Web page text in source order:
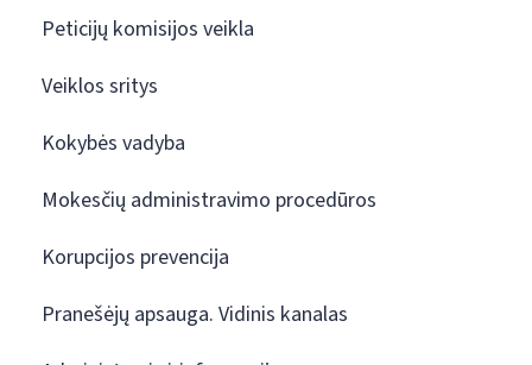
Peticijų komisijos veikla
Veiklos sritys
Kokybės vadyba
Mokesčių administravimo procedūros
Korupcijos prevencija
Pranešėjų apsauga. Vidinis kanalas